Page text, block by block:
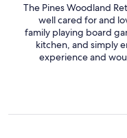
The Pines Woodland
well cared for and
family playing board
kitchen, and simply
experience and
area. Thank you to the